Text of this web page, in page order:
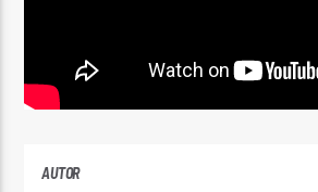
AUTOR